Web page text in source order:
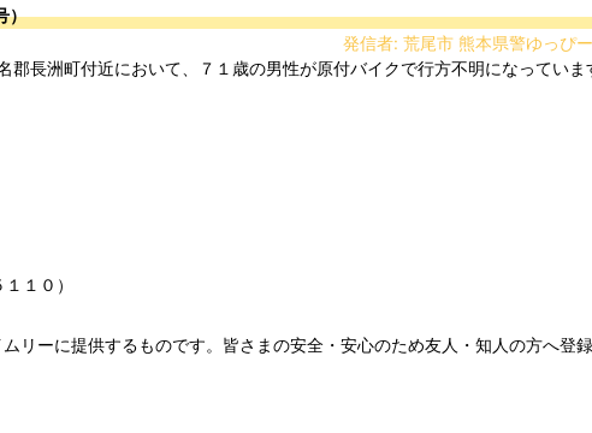
）
発信者: 荒尾市 熊本県警ゆっぴ
１０）
リーに提供するものです。皆さまの安全・安心のため友人・知人の方へ登